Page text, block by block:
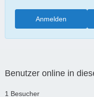
Anmelden
Benutzer online in
1 Besucher